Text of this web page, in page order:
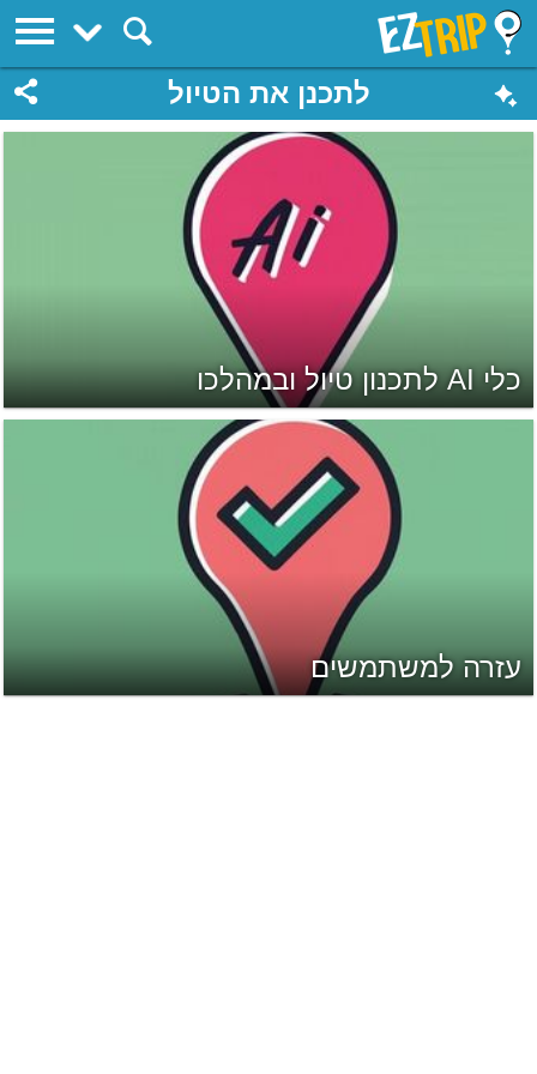
EZTrip
לתכנן את הטיול
כלי AI לתכנון טיול ובמהלכו
עזרה למשתמשים